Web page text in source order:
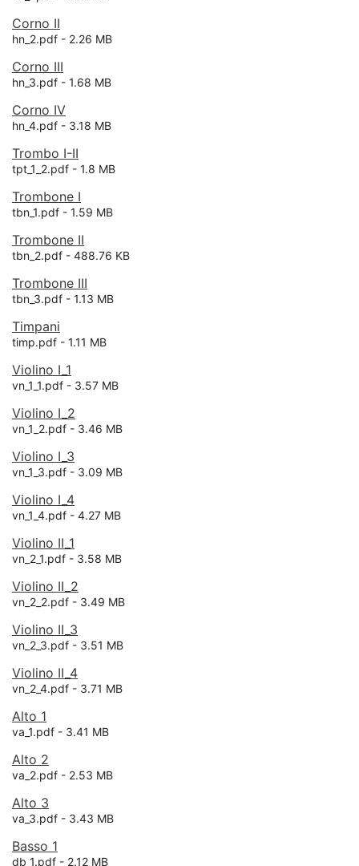
Corno II
hn_2.pdf - 2.26 MB
Corno III
hn_3.pdf - 1.68 MB
Corno IV
hn_4.pdf - 3.18 MB
Trombo I-II
tpt_1_2.pdf - 1.8 MB
Trombone I
tbn_1.pdf - 1.59 MB
Trombone II
tbn_2.pdf - 488.76 KB
Trombone III
tbn_3.pdf - 1.13 MB
Timpani
timp.pdf - 1.11 MB
Violino I_1
vn_1_1.pdf - 3.57 MB
Violino I_2
vn_1_2.pdf - 3.46 MB
Violino I_3
vn_1_3.pdf - 3.09 MB
Violino I_4
vn_1_4.pdf - 4.27 MB
Violino II_1
vn_2_1.pdf - 3.58 MB
Violino II_2
vn_2_2.pdf - 3.49 MB
Violino II_3
vn_2_3.pdf - 3.51 MB
Violino II_4
vn_2_4.pdf - 3.71 MB
Alto 1
va_1.pdf - 3.41 MB
Alto 2
va_2.pdf - 2.53 MB
Alto 3
va_3.pdf - 3.43 MB
Basso 1
db_1.pdf - 2.12 MB